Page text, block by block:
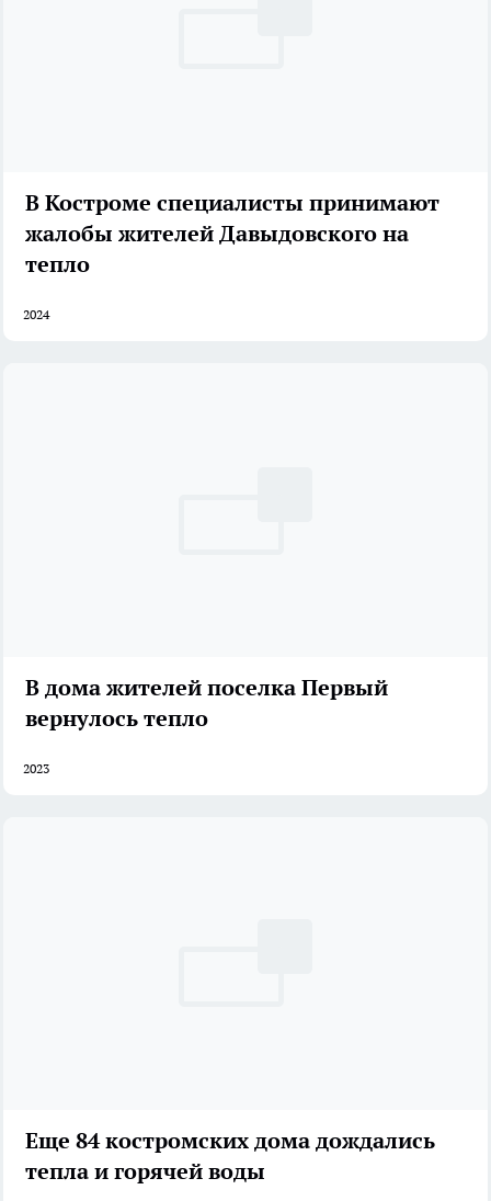
В Костроме специалисты принимают
жалобы жителей Давыдовского на
тепло
2024
В дома жителей поселка Первый
вернулось тепло
2023
Еще 84 костромских дома дождались
тепла и горячей воды